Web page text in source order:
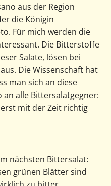
aus der Region
die Königin
Für mich werden die
Die Bitterstoffe
Salate, lösen bei
Die Wissenschaft hat
man sich an diese
an alle Bittersalatgegner:
mit der Zeit richtig
nächsten Bittersalat:
grünen Blätter sind